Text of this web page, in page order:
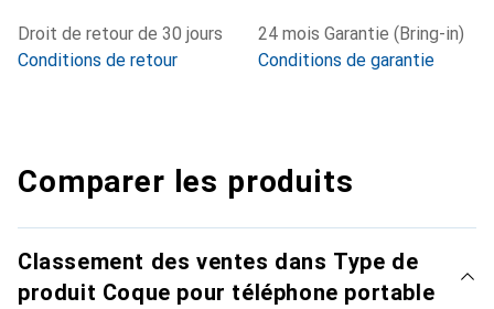
Droit de retour de 30 jours
Conditions de retour
24 mois Garantie (Bring-in)
Conditions de garantie
Comparer les produits
Classement des ventes dans Type de
produit Coque pour téléphone portable